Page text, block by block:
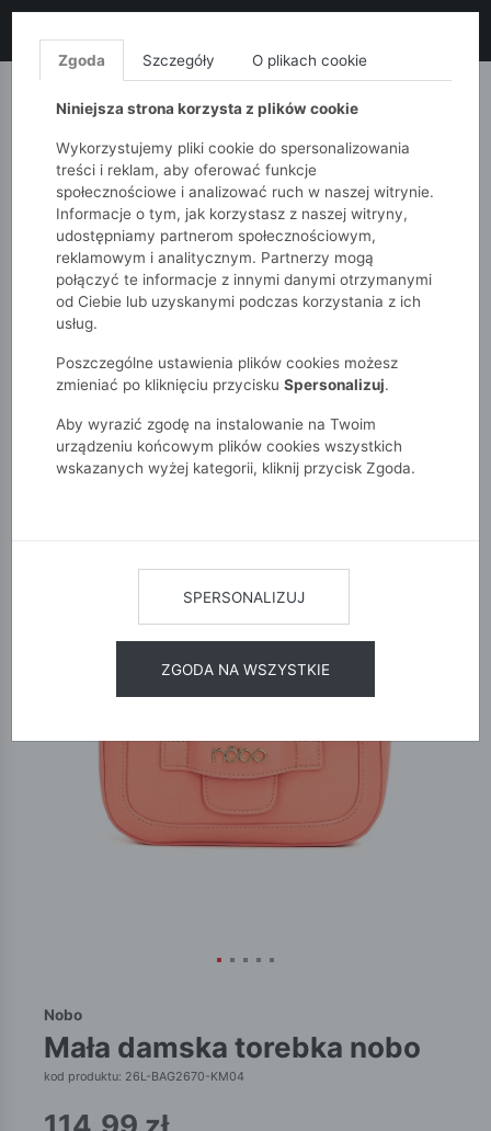
MONNARI QUIOSQUE
51015kids Akcesoria Mała damska torebka Nobo
Nobo
mała damska torebka nobo
kod produktu: 26L-BAG2670-KM04
Zgoda Szczegóły O plikach cookie
Niniejsza strona korzysta z plików cookie
Wykorzystujemy pliki cookie do spersonalizowania
treści i reklam, aby oferować funkcje
społecznościowe i analizować ruch w naszej witrynie.
Informacje o tym, jak korzystasz z naszej witryny,
udostępniamy partnerom społecznościowym,
reklamowym i analitycznym. Partnerzy mogą
połączyć te informacje z innymi danymi otrzymanymi
od Ciebie lub uzyskanymi podczas korzystania z ich
usług.
Poszczególne ustawienia plików cookies możesz
zmieniać po kliknięciu przycisku Spersonalizuj.
Aby wyrazić zgodę na instalowanie na Twoim
urządzeniu końcowym plików cookies wszystkich
wskazanych wyżej kategorii, kliknij przycisk Zgoda.
SPERSONALIZUJ
ZGODA NA WSZYSTKIE